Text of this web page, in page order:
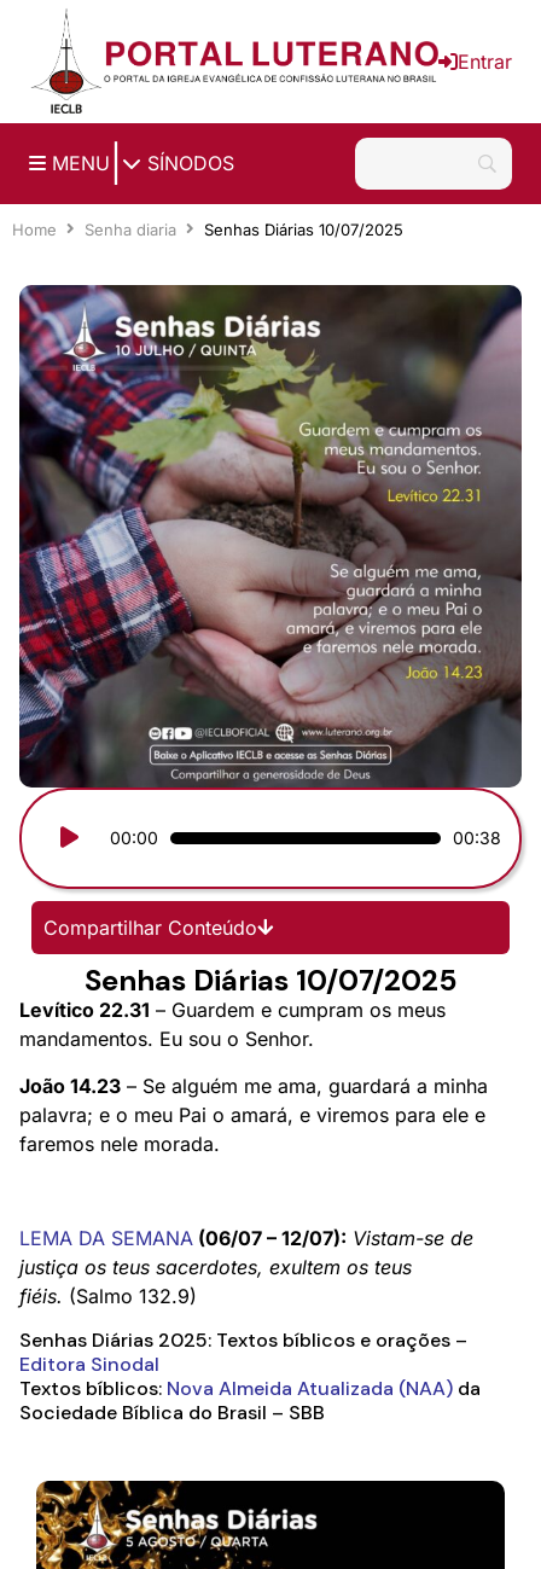
Ir para o conteúdo principal
Entrar
MENU SÍNODOS
Home Senha diaria Senhas Diárias 10/07/2025
Tocador
de
áudio
00:00 00:38
Compartilhar Conteúdo
Senhas Diárias 10/07/2025
Levítico 22.31 – Guardem e cumpram os meus
mandamentos. Eu sou o Senhor.
João 14.23 – Se alguém me ama, guardará a minha
palavra; e o meu Pai o amará, e viremos para ele e
faremos nele morada.
LEMA DA SEMANA (06/07 – 12/07): Vistam-se de
justiça os teus sacerdotes, exultem os teus
fiéis. (Salmo 132.9)
Senhas Diárias 2025: Textos bíblicos e orações –
Editora Sinodal
Textos bíblicos: Nova Almeida Atualizada (NAA) da
Sociedade Bíblica do Brasil – SBB